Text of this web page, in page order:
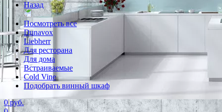
Назад
Посмотреть все
Dunavox
Liebherr
Для ресторана
Для дома
Встраиваемые
Cold Vine
Подобрать винный шкаф
0 руб.